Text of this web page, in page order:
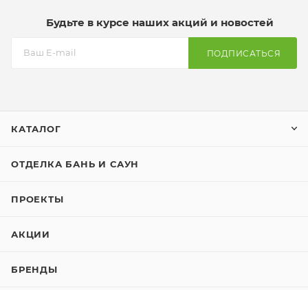
Будьте в курсе наших акций и новостей
ПОДПИСАТЬСЯ
КАТАЛОГ
ОТДЕЛКА БАНЬ И САУН
ПРОЕКТЫ
АКЦИИ
БРЕНДЫ